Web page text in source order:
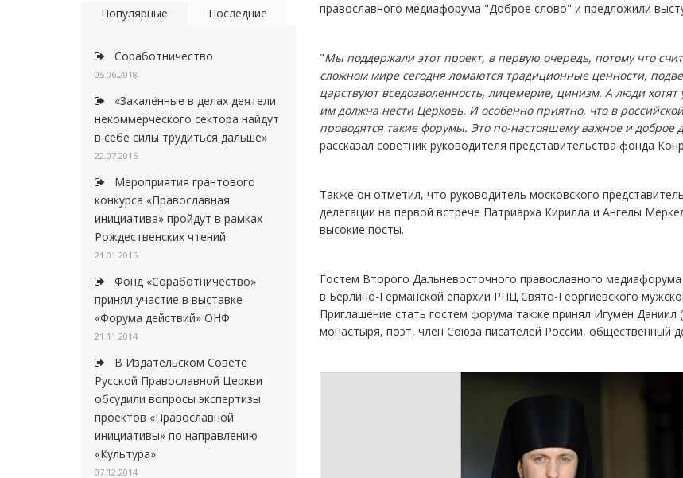
Популярные Последние
Соработничество
05.06.2018
«Закалённые в делах деятели
некоммерческого сектора найдут
в себе силы трудиться дальше»
22.07.2015
Мероприятия грантового
конкурса «Православная
инициатива» пройдут в рамках
Рождественских чтений
21.01.2015
Фонд «Соработничество»
принял участие в выставке
«Форума действий» ОНФ
21.11.2014
В Издательском Совете
Русской Православной Церкви
обсудили вопросы экспертизы
проектов «Православной
инициативы» по направлению
«Культура»
07.12.2014
православного медиафорума "Доброе слово" и предложили
"Мы поддержали этот проект, в первую очередь, потому что
сложном мире сегодня ломаются традиционные ценности,
царствуют вседозволенность, лицемерие, цинизм. А люди
им должна нести Церковь. И особенно приятно, что в
проводятся такие форумы. Это по-настоящему важное и доброе
рассказал советник руководителя представительства фонда
Также он отметил, что руководитель московского
делегации на первой встрече Патриарха Кирилла и Ангелы
высокие посты.
Гостем Второго Дальневосточного православного
в Берлино-Германской епархии РПЦ Свято-Георгиевского
Приглашение стать гостем форума также принял Игумен
монастыря, поэт, член Союза писателей России, общественный